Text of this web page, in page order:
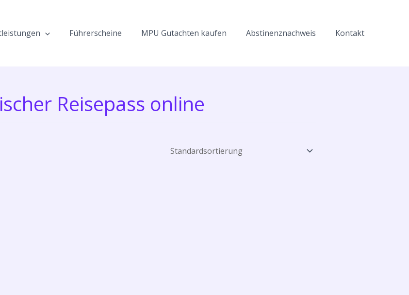
Führerscheine MPU Gutachten kaufen Abstinenznachweis Kontakt
Reisepass online